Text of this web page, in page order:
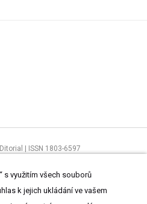
| ISSN 1803-6597
Zásady zpracování osobních údajů
s využitím všech souborů
k jejich ukládání ve vašem